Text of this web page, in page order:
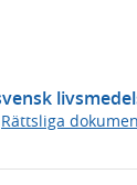
Rättsliga